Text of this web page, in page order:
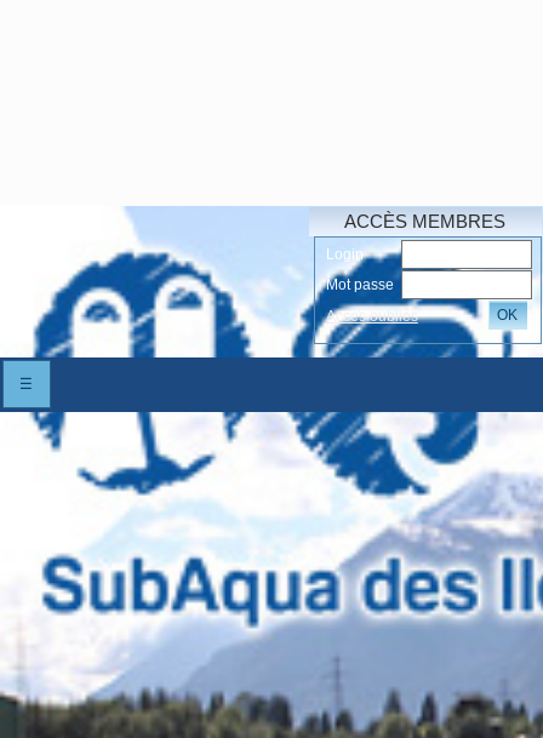
ACCÈS MEMBRES
Login
Mot passe
Accés oubliés
OK
☰